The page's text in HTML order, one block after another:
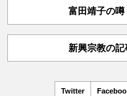
富田靖子の噂
新興宗教の記
Twitter